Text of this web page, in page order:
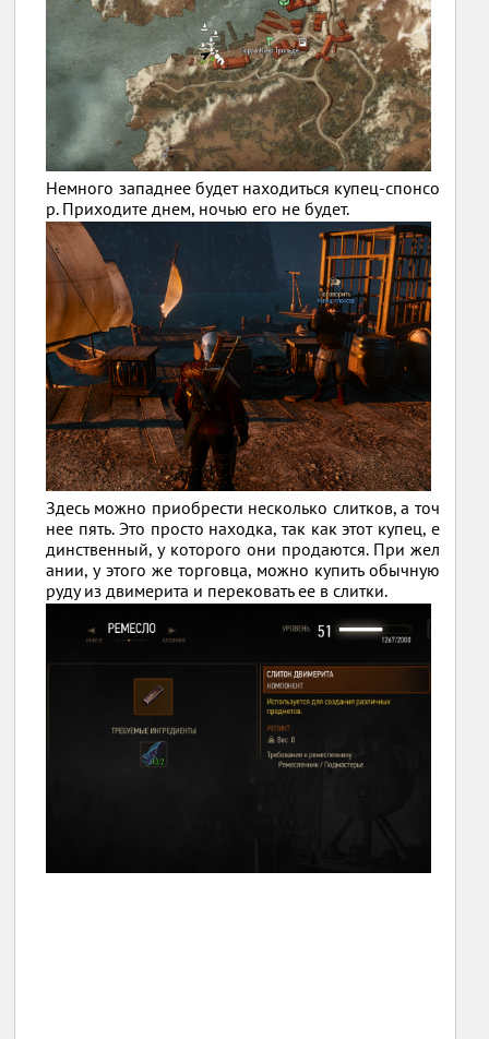
Немного западнее будет находиться купец-спонсо
р. Приходите днем, ночью его не будет.
Здесь можно приобрести несколько слитков, а точ
нее пять. Это просто находка, так как этот купец, е
динственный, у которого они продаются. При жел
ании, у этого же торговца, можно купить обычную
руду из двимерита и перековать ее в слитки.